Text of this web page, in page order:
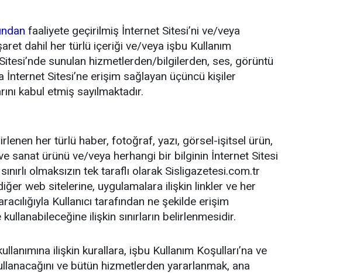
faaliyete geçirilmiş İnternet Sitesi’ni ve/veya
dahil her türlü içeriği ve/veya işbu Kullanım
sunulan hizmetlerden/bilgilerden, ses, görüntü
Sitesi’ne erişim sağlayan üçüncü kişiler
kabul etmiş sayılmaktadır.
her türlü haber, fotoğraf, yazı, görsel-işitsel ürün,
sanat ürünü ve/veya herhangi bir bilginin İnternet Sitesi
olmaksızın tek taraflı olarak Sisligazetesi.com.tr
web sitelerine, uygulamalara ilişkin linkler ve her
Kullanıcı tarafından ne şekilde erişim
ilişkin sınırların belirlenmesidir.
ilişkin kurallara, işbu Kullanım Koşulları’na ve
ve bütün hizmetlerden yararlanmak, ana